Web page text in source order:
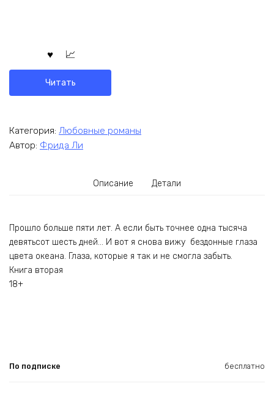
Читать
Категория: Любовные романы
Автор: Фрида Ли
Описание Детали
Прошло больше пяти лет. А если быть точнее одна тысяча
девятьсот шесть дней… И вот я снова вижу бездонные глаза
цвета океана. Глаза, которые я так и не смогла забыть.
Книга вторая
18+
По подписке бесплатно